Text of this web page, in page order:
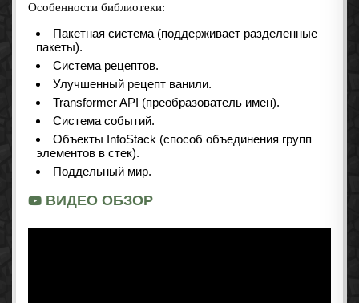
Особенности библиотеки:
Пакетная система (поддерживает разделенные
пакеты).
Система рецептов.
Улучшенный рецепт ванили.
Transformer API (преобразователь имен).
Система событий.
Объекты InfoStack (способ объединения групп
элементов в стек).
Поддельный мир.
ВИДЕО ОБЗОР